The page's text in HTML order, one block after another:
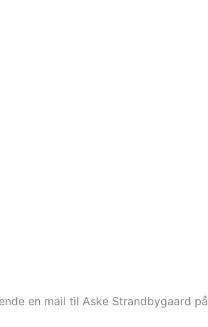
en mail til Aske Strandbygaard på